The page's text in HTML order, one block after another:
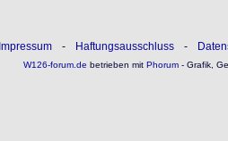
Impressum - Haftungsausschluss -
W126-forum.de betrieben mitPhorum- Grafik,